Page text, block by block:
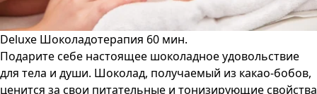
Deluxe Шоколадотерапия 60 мин.
Подарите себе настоящее шоколадное удовольствие
для тела и души. Шоколад, получаемый из какао-бобов,
ценится за свои питательные и тонизирующие свойства